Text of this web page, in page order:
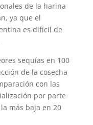
de la harina
ya que el
es difícil de
sequías en 100
de la cosecha
con las
por parte
más baja en 20